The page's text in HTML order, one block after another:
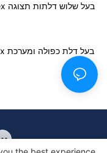
סדרת G3C | מקרר Apex בעל שלוש דלתות תצוגה